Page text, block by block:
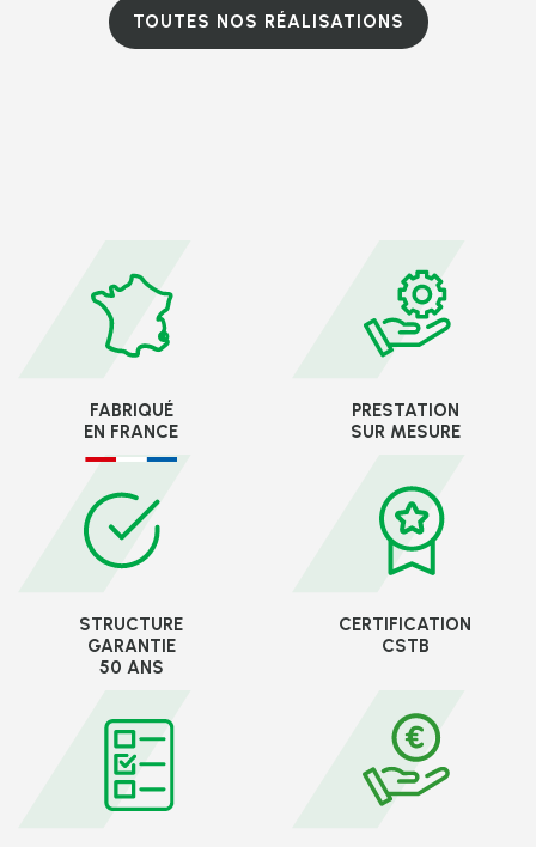
TOUTES NOS RÉALISATIONS
FABRIQUÉ
EN FRANCE
PRESTATION
SUR MESURE
STRUCTURE
GARANTIE
50 ANS
CERTIFICATION
CSTB